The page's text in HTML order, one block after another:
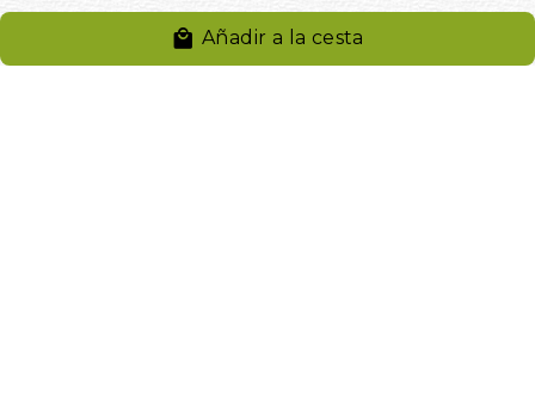
Añadir a la cesta
Aviso legal
Política de privacidad